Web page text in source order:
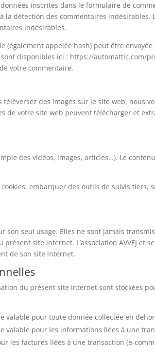
inscrites dans le formulaire de
détection des commentaires indésirables.
indésirables.
(également appelée hash) peut être
disponibles ici : https://automattic.com/
votre commentaire.
des images sur le site web, nous
de votre site web peuvent télécharger et
des vidéos, images, articles…). Le
embarquer des outils de suivis tiers,
son seul usage. Elles ne sont jamais
site internet. L’association AVVEJ et
de son site internet.
du présent site internet sont stockées
pour toute donnée collectée en
pour les informations liées à une
les factures liées à une transaction (e-